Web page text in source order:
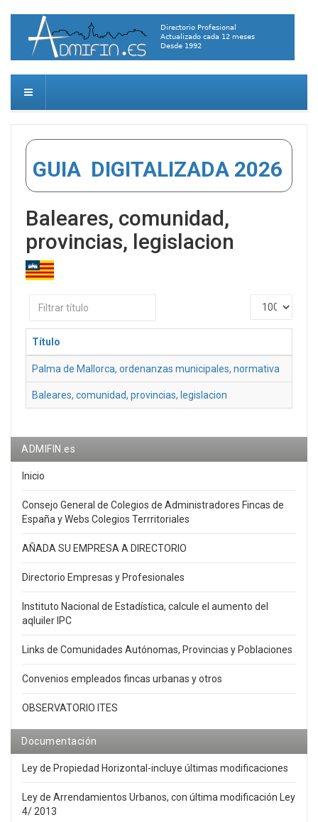
GUIA DIGITALIZADA 2026
Baleares, comunidad,
provincias, legislacion
Filtrar
Cantidad
mostrar
Título
Palma de Mallorca, ordenanzas municipales, normativa
Baleares, comunidad, provincias, legislacion
ADMIFIN.es
Inicio
Consejo General de Colegios de Administradores Fincas de
España y Webs Colegios Terrritoriales
AÑADA SU EMPRESA A DIRECTORIO
Directorio Empresas y Profesionales
Instituto Nacional de Estadística, calcule el aumento del
aqluiler IPC
Links de Comunidades Autónomas, Provincias y Poblaciones
Convenios empleados fincas urbanas y otros
OBSERVATORIO ITES
Documentación
Ley de Propiedad Horizontal-incluye últimas modificaciones
Ley de Arrendamientos Urbanos, con última modificación Ley
4/ 2013